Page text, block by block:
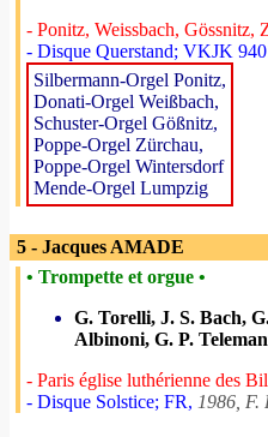
- Ponitz, Weissbach, Gössnitz,
- Disque Querstand; VKJK
Silbermann-Orgel Ponitz,
Donati-Orgel Weißbach,
Schuster-Orgel Gößnitz,
Poppe-Orgel Zürchau,
Poppe-Orgel Wintersdorf
Mende-Orgel Lumpzig
5 - Jacques AMADE
• Trompette et orgue •
G. Torelli, J. S. Bach,
Albinoni, G. P.
- Paris église luthérienne des
- Disque Solstice; FR, 1986, F.